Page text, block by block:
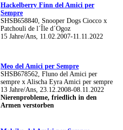
Hackelberry Finn del Amici per
Sempre
SHSB658840, Snooper Dogs Ciocco x
Patchouli de l´Île d´Ogoz
15 Jahre/Ans, 11.02.2007-11.11.2022
Meo del Amici per Sempre
SHSB678562, Fluno del Amici per
sempre x Alischa Eyra Amici per sempre
13 Jahre/Ans, 23.12.2008-08.11.2022
Nierenprobleme, friedlich in den
Armen verstorben